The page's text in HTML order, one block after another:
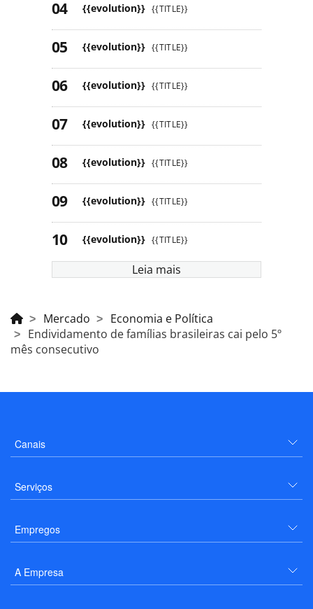
{{evolution}} {{TITLE}}
{{evolution}} {{TITLE}}
{{evolution}} {{TITLE}}
{{evolution}} {{TITLE}}
{{evolution}} {{TITLE}}
{{evolution}} {{TITLE}}
{{evolution}} {{TITLE}}
Leia mais
Mercado
Economia e Política
Endividamento de famílias brasileiras cai pelo 5º
mês consecutivo
Canais
Serviços
Empregos
A Empresa